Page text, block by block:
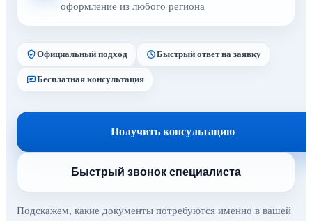
оформление из любого региона
Официальный подход Быстрый ответ на заявку
Бесплатная консультация
Получить консультацию
Быстрый звонок специалиста
Подскажем, какие документы потребуются именно в вашей